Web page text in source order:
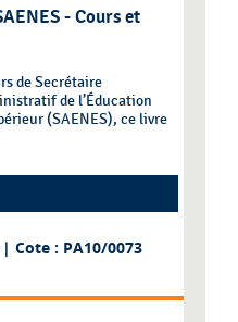
- Cours et
de Secrétaire
de l’Éducation
(SAENES), ce livre
| Cote : PA10/0073